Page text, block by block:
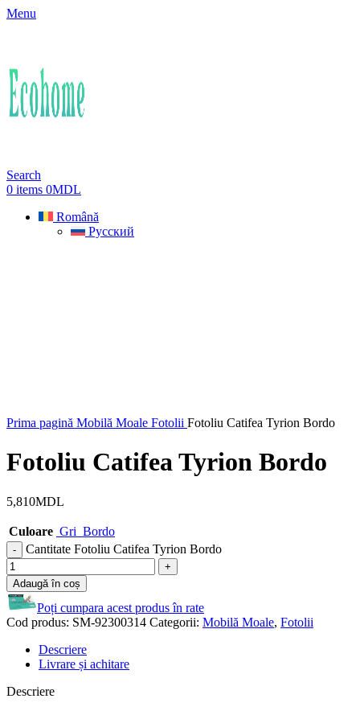
Menu
Search
0 items 0MDL
Română
Русский
Prima pagină Mobilă Moale Fotolii Fotoliu Catifea Tyrion Bordo
Fotoliu Catifea Tyrion Bordo
5,810MDL
Culoare Gri Bordo
Cantitate Fotoliu Catifea Tyrion Bordo
Adaugă în coș
Poți cumpara acest produs în rate
Cod produs: SM-92300314 Categorii: Mobilă Moale, Fotolii
Descriere
Livrare și achitare
Descriere